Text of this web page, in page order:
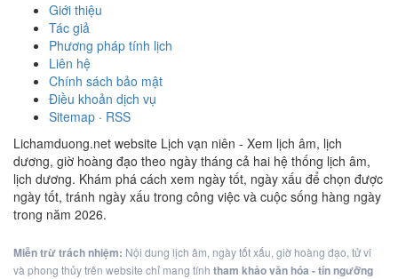
Giới thiệu
Tác giả
Phương pháp tính lịch
Liên hệ
Chính sách bảo mật
Điều khoản dịch vụ
Sitemap · RSS
Lichamduong.net website Lịch vạn niên - Xem lịch âm, lịch
dương, giờ hoàng đạo theo ngày tháng cả hai hệ thống lịch âm,
lịch dương. Khám phá cách xem ngày tốt, ngày xấu để chọn được
ngày tốt, tránh ngày xấu trong công việc và cuộc sống hàng ngày
trong năm 2026.
Miễn trừ trách nhiệm: Nội dung lịch âm, ngày tốt xấu, giờ hoàng đạo, tử vi
và phong thủy trên website chỉ mang tính tham khảo văn hóa - tín ngưỡng